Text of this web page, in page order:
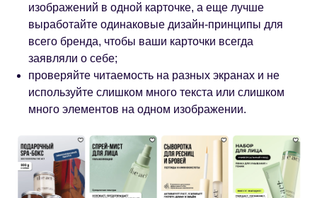
изображений в одной карточке, а еще лучше
выработайте одинаковые дизайн-принципы для
всего бренда, чтобы ваши карточки всегда
заявляли о себе;
проверяйте читаемость на разных экранах и не
используйте слишком много текста или слишком
много элементов на одном изображении.